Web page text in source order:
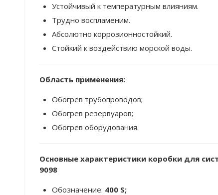
Устойчивый к температурным влияниям.
Tрудно воспламеним.
Aбсолютно коррозионностойкий.
Cтойкий к воздействию морской воды.
Область применения:
Обогрев трубопроводов;
Обогрев резервуаров;
Обогрев оборудования.
Основные характеристики коробки для
9098
Обозначение: 400 S;